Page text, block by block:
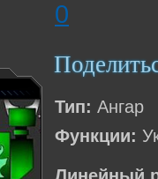
0
Тип: Ангар
Функции: